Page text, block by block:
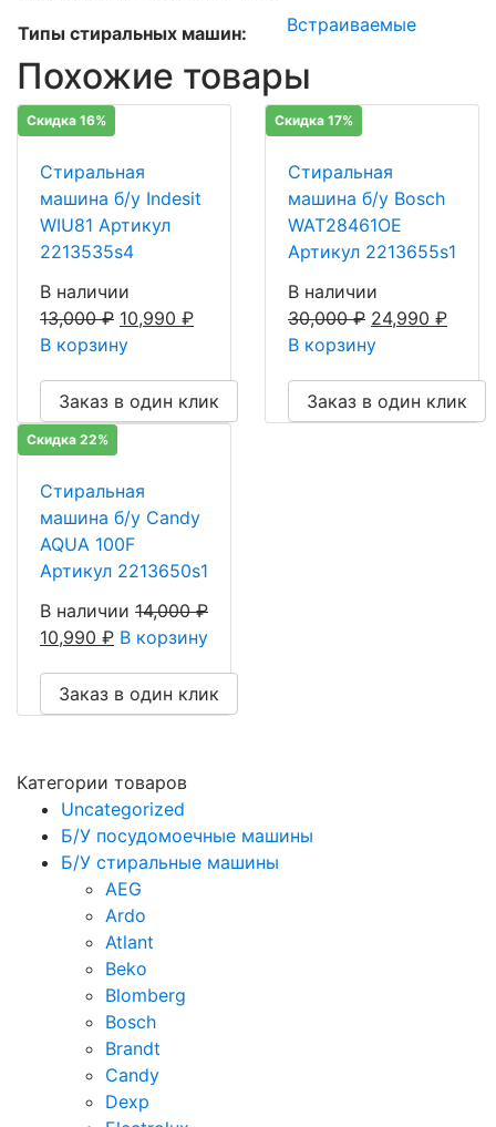
Типы стиральных машин: Встраиваемые
Похожие товары
Скидка 16%
Стиральная
машина б/у Indesit
WIU81 Артикул
2213535s4
В наличии
13,000₽ 10,990 ₽
В корзину
Заказ в один клик
Скидка 17%
Стиральная
машина б/у Bosch
WAT28461OE
Артикул 2213655s1
В наличии
30,000₽ 24,990 ₽
В корзину
Заказ в один клик
Скидка 22%
Стиральная
машина б/у Candy
AQUA 100F
Артикул 2213650s1
В наличии 14,000₽
10,990 ₽ В корзину
Заказ в один клик
Категории товаров
Uncategorized
Б/У посудомоечные машины
Б/У стиральные машины
AEG
Ardo
Atlant
Beko
Blomberg
Bosch
Brandt
Candy
Dexp